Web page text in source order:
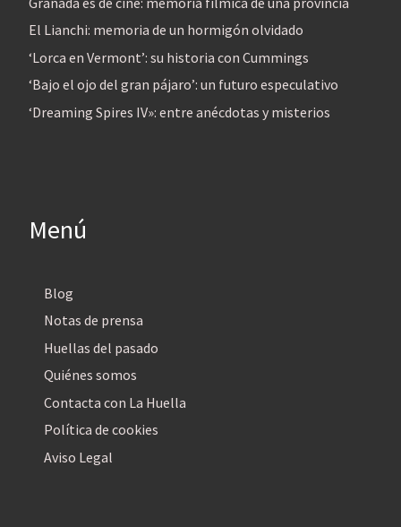
El Lianchi: memoria de un hormigón olvidado
‘Lorca en Vermont’: su historia con Cummings
‘Bajo el ojo del gran pájaro’: un futuro especulativo
‘Dreaming Spires IV»: entre anécdotas y misterios
Menú
Blog
Notas de prensa
Huellas del pasado
Quiénes somos
Contacta con La Huella
Política de cookies
Aviso Legal